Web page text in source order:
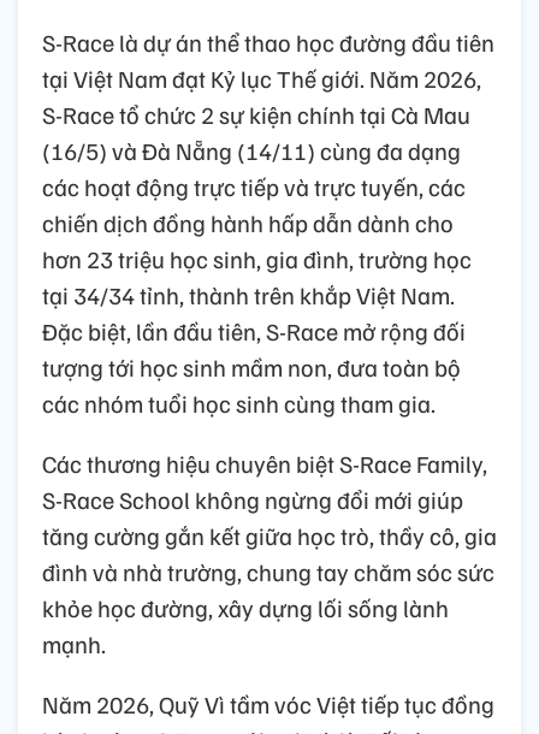
S-Race là dự án thể thao học đường đầu tiên
tại Việt Nam đạt Kỷ lục Thế giới. Năm 2026,
S-Race tổ chức 2 sự kiện chính tại Cà Mau
(16/5) và Đà Nẵng (14/11) cùng đa dạng
các hoạt động trực tiếp và trực tuyến, các
chiến dịch đồng hành hấp dẫn dành cho
hơn 23 triệu học sinh, gia đình, trường học
tại 34/34 tỉnh, thành trên khắp Việt Nam.
Đặc biệt, lần đầu tiên, S-Race mở rộng đối
tượng tới học sinh mầm non, đưa toàn bộ
các nhóm tuổi học sinh cùng tham gia.
Các thương hiệu chuyên biệt S-Race Family,
S-Race School không ngừng đổi mới giúp
tăng cường gắn kết giữa học trò, thầy cô, gia
đình và nhà trường, chung tay chăm sóc sức
khỏe học đường, xây dựng lối sống lành
mạnh.
Năm 2026, Quỹ Vì tầm vóc Việt tiếp tục đồng